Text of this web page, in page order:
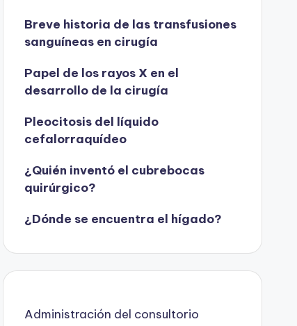
Breve historia de las transfusiones
sanguíneas en cirugía
Papel de los rayos X en el
desarrollo de la cirugía
Pleocitosis del líquido
cefalorraquídeo
¿Quién inventó el cubrebocas
quirúrgico?
¿Dónde se encuentra el hígado?
Administración del consultorio